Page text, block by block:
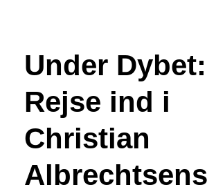
Under Dybet:
Rejse ind i
Christian
Albrechtsens